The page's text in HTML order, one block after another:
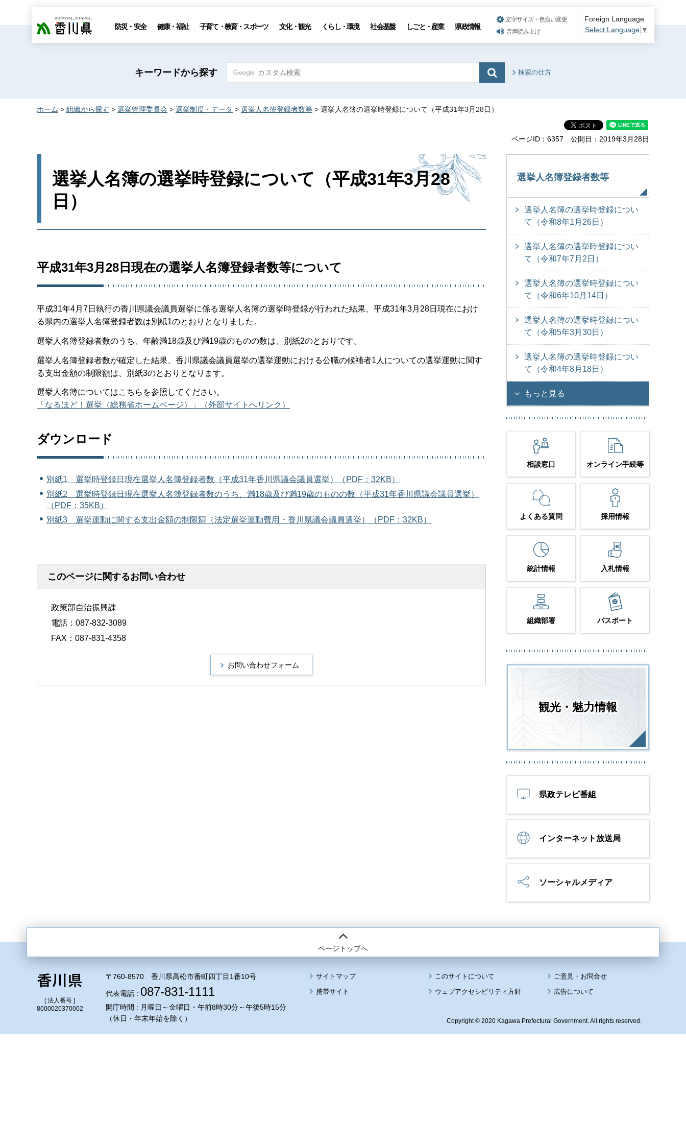
香川県 防災・安全 健康・福祉 子育て・教育・スポーツ 文化・観光 くらし・環境 社会基盤 しごと・産業 県政情報
文字サイズ・色合い変更
音声読み上げ
Foreign Language
Select Language ▼
キーワードから探す 検索の仕方
ホーム > 組織から探す > 選挙管理委員会 > 選挙制度・データ > 選挙人名簿登録者数等 > 選挙人名簿の選挙時登録について（平成31年3月28日）
ページID：6357 公開日：2019年3月28日
選挙人名簿の選挙時登録について（平成31年3月28
日）
平成31年3月28日現在の選挙人名簿登録者数等について
平成31年4月7日執行の香川県議会議員選挙に係る選挙人名簿の選挙時登録が行われた結果、平成31年3月28日現在におけ
る県内の選挙人名簿登録者数は別紙1のとおりとなりました。
選挙人名簿登録者数のうち、年齢満18歳及び満19歳のものの数は、別紙2のとおりです。
選挙人名簿登録者数が確定した結果、香川県議会議員選挙の選挙運動における公職の候補者1人についての選挙運動に関す
る支出金額の制限額は、別紙3のとおりとなります。
選挙人名簿についてはこちらを参照してください。
「なるほど！選挙（総務省ホームページ）」（外部サイトへリンク）
ダウンロード
別紙1 選挙時登録日現在選挙人名簿登録者数（平成31年香川県議会議員選挙）（PDF：32KB）
別紙2 選挙時登録日現在選挙人名簿登録者数のうち、満18歳及び満19歳のものの数（平成31年香川県議会議員選挙）
（PDF：35KB）
別紙3 選挙運動に関する支出金額の制限額（法定選挙運動費用・香川県議会議員選挙）（PDF：32KB）
このページに関するお問い合わせ
政策部自治振興課
電話：087-832-3089
FAX：087-831-4358
選挙人名簿登録者数等
選挙人名簿の選挙時登録につい
て（令和8年1月26日）
選挙人名簿の選挙時登録につい
て（令和7年7月2日）
選挙人名簿の選挙時登録につい
て（令和6年10月14日）
選挙人名簿の選挙時登録につい
て（令和5年3月30日）
選挙人名簿の選挙時登録につい
て（令和4年8月18日）
もっと見る
相談窓口 オンライン手続等
よくある質問 採用情報
統計情報 入札情報
組織部署 パスポート
観光・魅力情報
県政テレビ番組
インターネット放送局
ソーシャルメディア
ページトップへ
[ 法人番号 ]
8000020370002
〒760-8570 香川県高松市番町四丁目1番10号
代表電話 : 087-831-1111
開庁時間 : 月曜日～金曜日・午前8時30分～午後5時15分
（休日・年末年始を除く）
サイトマップ
このサイトについて
携帯サイト
ウェブアクセシビリティ方針 広告について
Copyright © 2020 Kagawa Prefectural Government. All rights reserved.